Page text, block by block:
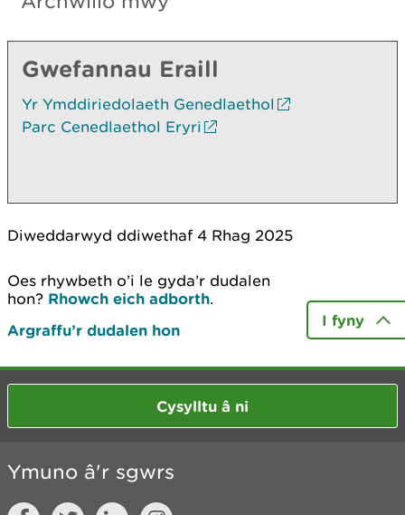
Gwefannau Eraill
Yr Ymddiriedolaeth Genedlaethol
Parc Cenedlaethol Eryri
Diweddarwyd ddiwethaf 4 Rhag 2025
Oes rhywbeth o’i le gyda’r dudalen
hon? Rhowch eich adborth.
Argraffu’r dudalen hon
I fyny
Cysylltu â ni
Ymuno â'r sgwrs